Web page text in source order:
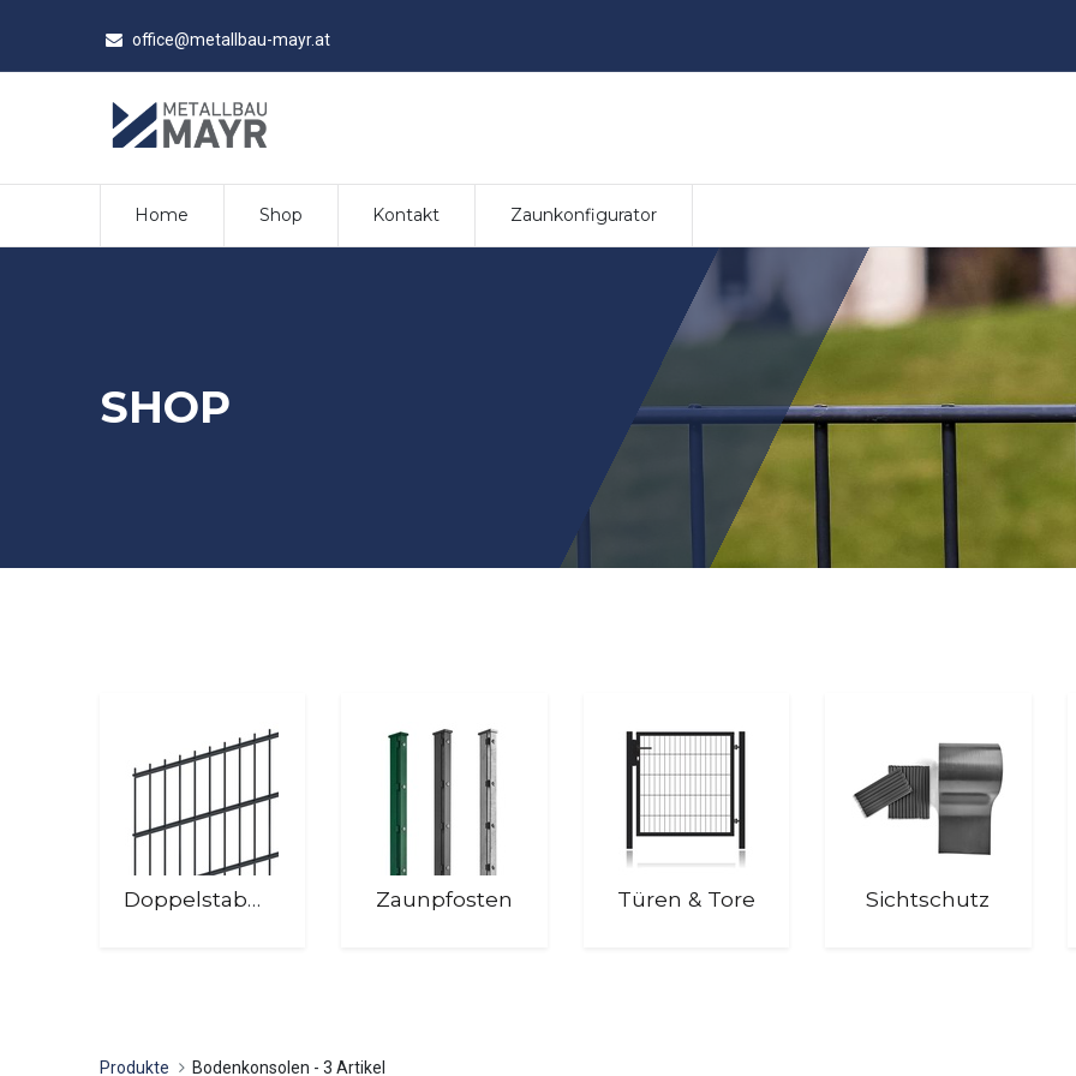
office@metallbau-mayr.at
Home Shop Kontakt Zaunkonfigurator
SHOP
Doppelstabmatten Zaunpfosten Türen & Tore Sichtschutz
Produkte Bodenkonsolen - 3 Artikel